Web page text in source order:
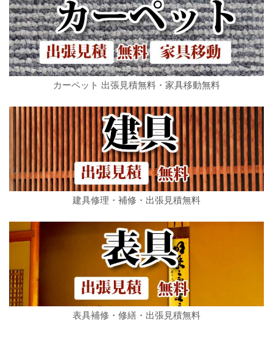
カーペット 出張見積無料・家具移動無料
建具修理・補修・出張見積無料
表具補修・修繕・出張見積無料